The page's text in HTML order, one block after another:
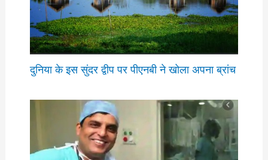
दुनिया के इस सुंदर द्वीप पर पीएनबी ने खोला अपना ब्रांच